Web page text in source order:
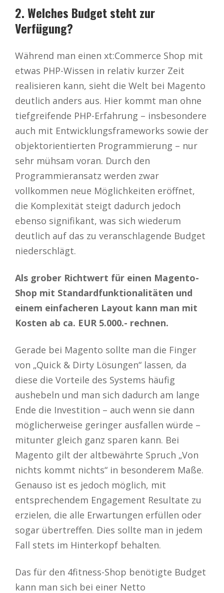
2. Welches Budget steht zur
Verfügung?
Während man einen xt:Commerce Shop mit
etwas PHP-Wissen in relativ kurzer Zeit
realisieren kann, sieht die Welt bei Magento
deutlich anders aus. Hier kommt man ohne
tiefgreifende PHP-Erfahrung – insbesondere
auch mit Entwicklungsframeworks sowie der
objektorientierten Programmierung – nur
sehr mühsam voran. Durch den
Programmieransatz werden zwar
vollkommen neue Möglichkeiten eröffnet,
die Komplexität steigt dadurch jedoch
ebenso signifikant, was sich wiederum
deutlich auf das zu veranschlagende Budget
niederschlägt.
Als grober Richtwert für einen Magento-
Shop mit Standardfunktionalitäten und
einem einfacheren Layout kann man mit
Kosten ab ca. EUR 5.000.- rechnen.
Gerade bei Magento sollte man die Finger
von „Quick & Dirty Lösungen“ lassen, da
diese die Vorteile des Systems häufig
aushebeln und man sich dadurch am lange
Ende die Investition – auch wenn sie dann
möglicherweise geringer ausfallen würde –
mitunter gleich ganz sparen kann. Bei
Magento gilt der altbewährte Spruch „Von
nichts kommt nichts“ in besonderem Maße.
Genauso ist es jedoch möglich, mit
entsprechendem Engagement Resultate zu
erzielen, die alle Erwartungen erfüllen oder
sogar übertreffen. Dies sollte man in jedem
Fall stets im Hinterkopf behalten.
Das für den 4fitness-Shop benötigte Budget
kann man sich bei einer Netto